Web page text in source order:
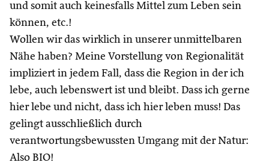
und somit auch keinesfalls Mittel zum Leben sein
können, etc.!
Wollen wir das wirklich in unserer unmittelbaren
Nähe haben? Meine Vorstellung von Regionalität
impliziert in jedem Fall, dass die Region in der ich
lebe, auch lebenswert ist und bleibt. Dass ich gerne
hier lebe und nicht, dass ich hier leben muss! Das
gelingt ausschließlich durch
verantwortungsbewussten Umgang mit der Natur:
Also BIO!